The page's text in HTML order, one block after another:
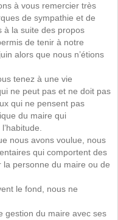
à vous remercier très
de sympathie et de
à la suite des propos
de tenir à notre
alors que nous n’étions
tenez à une vie
ne peut pas et ne doit pas
qui ne pensent pas
du maire qui
nous avons voulue, nous
qui comportent des
personne du maire ou de
le fond, nous ne
gestion du maire avec ses